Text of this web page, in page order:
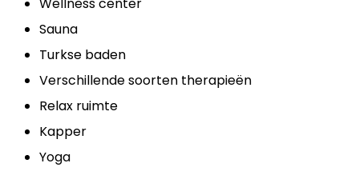
Sauna
Turkse baden
Verschillende soorten therapieën
Relax ruimte
Kapper
Yoga